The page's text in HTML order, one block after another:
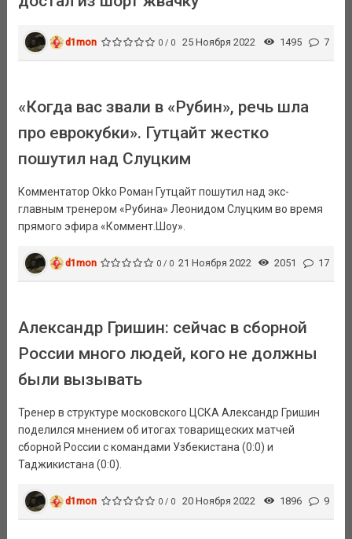
d1mon 0 / 0 25 Ноября 2022 1495 7
«Когда вас звали в «Рубин», речь шла
про еврокубки». Гутцайт жестко
пошутил над Слуцким
Комментатор Okko Роман Гутцайт пошутил над экс-
главным тренером «Рубина» Леонидом Слуцким во время
прямого эфира «Коммент.Шоу».
d1mon 0 / 0 21 Ноября 2022 2051 17
Александр Гришин: сейчас в сборной
России много людей, кого не должны
были вызывать
Тренер в структуре московского ЦСКА Александр Гришин
поделился мнением об итогах товарищеских матчей
сборной России с командами Узбекистана (0:0) и
Таджикистана (0:0).
d1mon 0 / 0 20 Ноября 2022 1896 9